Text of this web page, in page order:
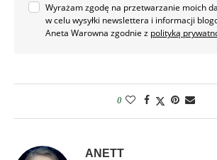
Wyrażam zgodę na przetwarzanie moich
w celu wysyłki newslettera i informacji
Aneta Warowna zgodnie z polityką
0
ANETT